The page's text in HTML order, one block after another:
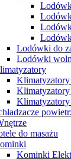
Lodówki do
Lodówki
Klimatyzatory
Klimatyzatory
do masażu
Kominki